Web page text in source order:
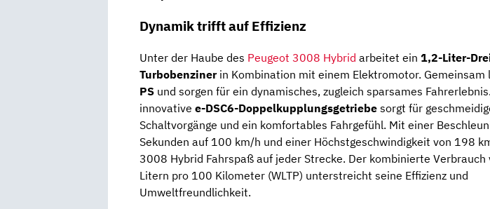
Dynamik trifft auf Effizienz
Unter der Haube des Peugeot 3008 Hybrid arbeitet ein 1,2-Liter-
Turbobenzinerin Kombination mit einem Elektromotor. Gemeinsam
PS und sorgen für ein dynamisches, zugleich sparsames
innovative e-DSC6-Doppelkupplungsgetriebe sorgt für
Schaltvorgänge und ein komfortables Fahrgefühl. Mit einer
Sekunden auf 100 km/h und einer Höchstgeschwindigkeit von 198
3008 Hybrid Fahrspaß auf jeder Strecke. Der kombinierte Verbrauch
Litern pro 100 Kilometer (WLTP) unterstreicht seine Effizienz und
Umweltfreundlichkeit.